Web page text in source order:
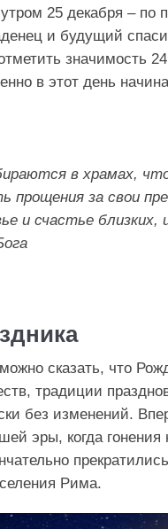
25 декабря –
и будущий
значимость
в этот день
в храмах,
прощения за свои
и счастье близких,
сказать, что
традиции
без изменений.
эры, когда
Рима.